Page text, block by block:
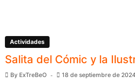
Actividades
Salita del Cómic y la
By ExTreBeO 18 de septiembre de 2024